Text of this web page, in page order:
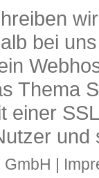
bei
Thema
einer
und
|